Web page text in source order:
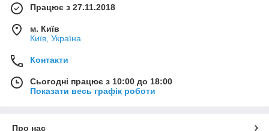
Працює з 27.11.2018
м. Київ
Київ, Україна
Контакти
Сьогодні працює з 10:00 до 18:00
Показати весь графік роботи
Про нас